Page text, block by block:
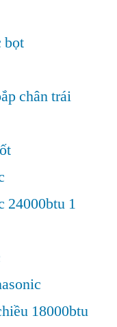
bọt
chân trái
24000btu 1
18000btu